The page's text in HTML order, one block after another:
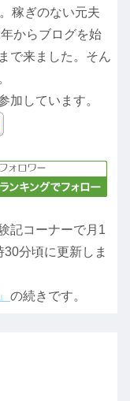
稼ぎのない元夫
からブログを始
で来ました。そん
加しています。
記コーナーで月1
分頃に更新しま
の続きです。